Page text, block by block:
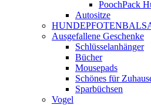
PoochPack
Autositze
Ausgefallene Geschenke
Schlüsselanhänger
Bücher
Mousepads
Schönes für
Sparbüchsen
Vogel